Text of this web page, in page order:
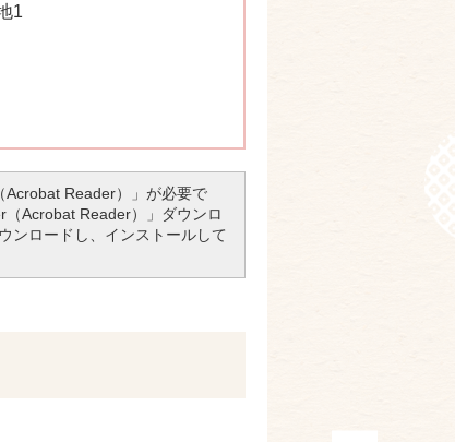
1
Acrobat Reader）」が必要で
Acrobat Reader）」ダウンロ
ンロードし、インストールして